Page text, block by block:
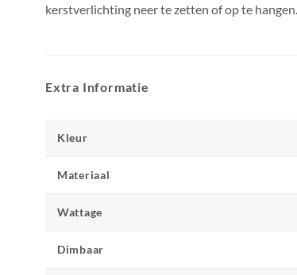
kerstverlichting neer te zetten of op te hangen.
Extra Informatie
Kleur
Materiaal
Wattage
Dimbaar